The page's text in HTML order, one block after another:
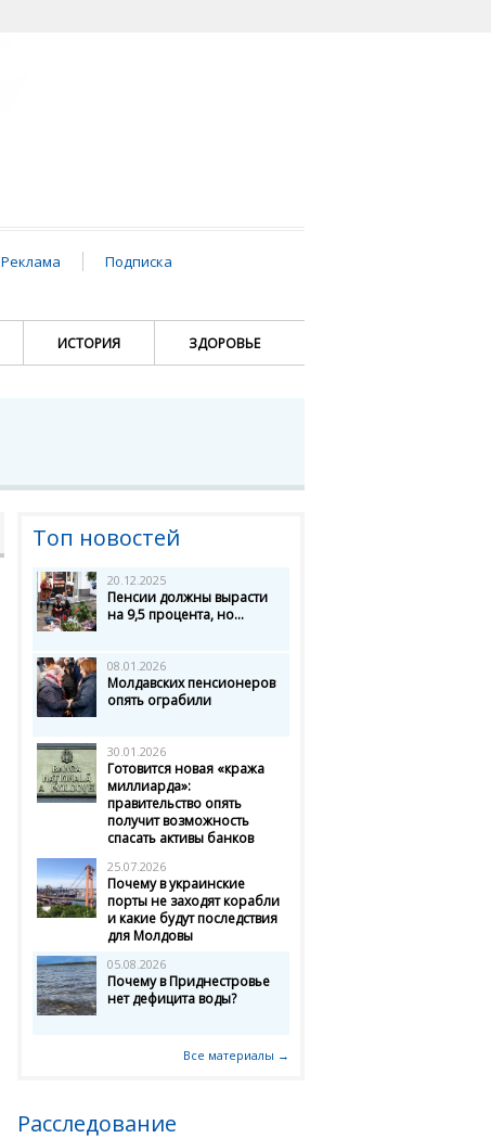
Реклама
Подписка
ИСТОРИЯ ЗДОРОВЬЕ
Топ новостей
20.12.2025
Пенсии должны вырасти
на 9,5 процента, но...
08.01.2026
Молдавских пенсионеров
опять ограбили
30.01.2026
Готовится новая «кража
миллиарда»:
правительство опять
получит возможность
спасать активы банков
25.07.2026
Почему в украинские
порты не заходят корабли
и какие будут последствия
для Молдовы
05.08.2026
Почему в Приднестровье
нет дефицита воды?
Все материалы →
Расследование